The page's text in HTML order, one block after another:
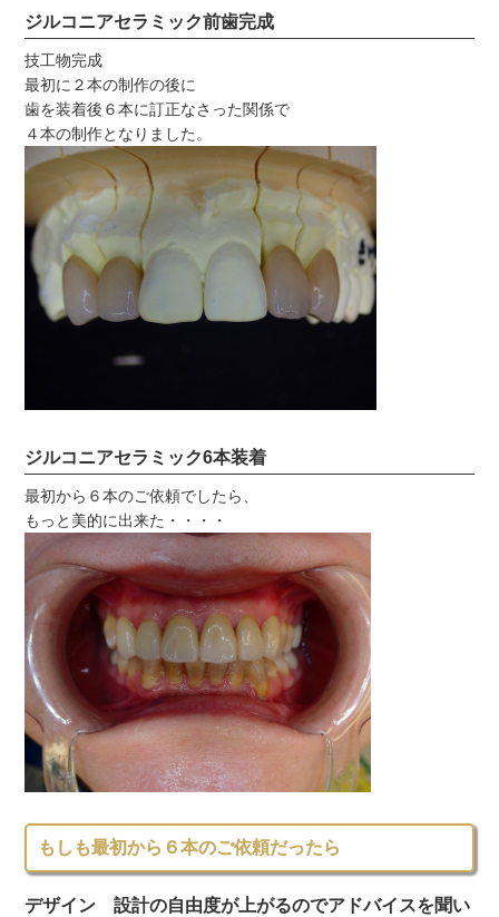
ジルコニアセラミック前歯完成
技工物完成
最初に２本の制作の後に
歯を装着後６本に訂正なさった関係で
４本の制作となりました。
ジルコニアセラミック6本装着
最初から６本のご依頼でしたら、
もっと美的に出来た・・・・
もしも最初から６本のご依頼だったら
デザイン 設計の自由度が上がるのでアドバイスを聞い